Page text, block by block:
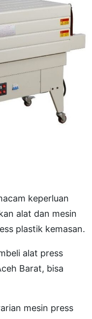
keperluan
alat dan mesin
plastik kemasan.
alat press
Barat, bisa
mesin press